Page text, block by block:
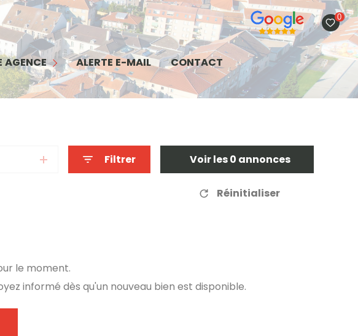
0
AGENCE ALERTE E-MAIL CONTACT
Filtrer Voir les0 annonces
Réinitialiser
le moment.
informé dès qu'un nouveau bien est disponible.